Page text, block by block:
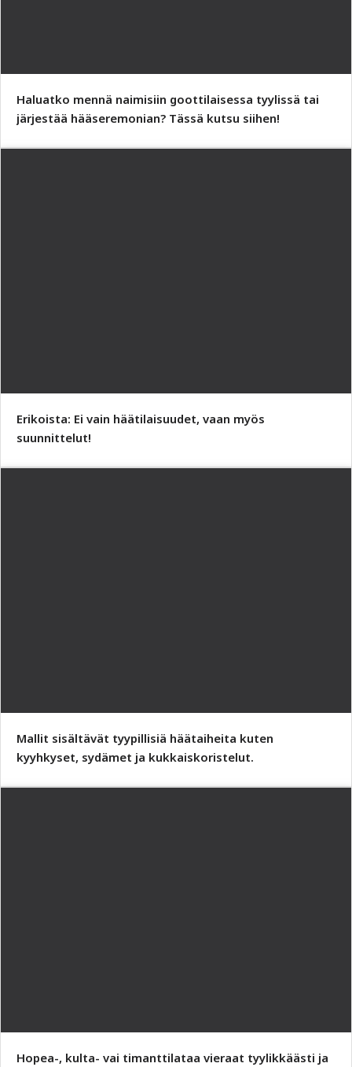
Haluatko mennä naimisiin goottilaisessa tyylissä tai
järjestää hääseremonian? Tässä kutsu siihen!
Erikoista: Ei vain häätilaisuudet, vaan myös
suunnittelut!
Mallit sisältävät tyypillisiä häätaiheita kuten
kyyhkyset, sydämet ja kukkaiskoristelut.
Hopea-, kulta- vai timanttilataa vieraat tyylikkäästi ja